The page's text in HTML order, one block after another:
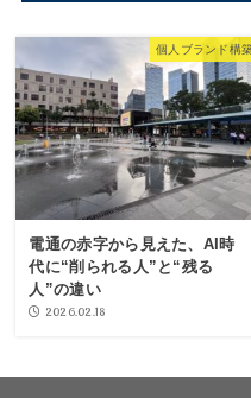
個人ブランド構
電通の赤字から見えた、AI時
代に“削られる人”と“残る
人”の違い
2026.02.18